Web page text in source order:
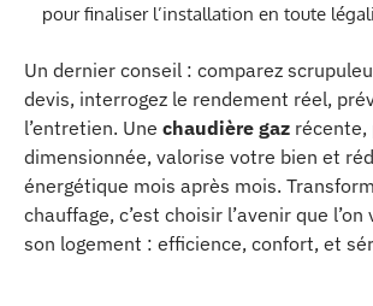
pour finaliser l’installation en toute
Un dernier conseil : comparez
devis, interrogez le rendement réel,
l’entretien. Une chaudière gaz
dimensionnée, valorise votre bien et
énergétique mois après mois.
chauffage, c’est choisir l’avenir que
son logement : efficience, confort, et